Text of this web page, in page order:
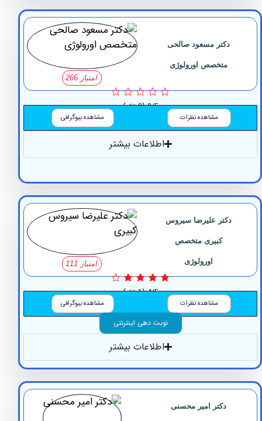
دکتر مسعود صالحی
متخصص اورولوژی
0/5 (0 نظر)
مشاهده نظرات مشاهده بیوگرافی
اطلاعات بیشتر
دکتر علیرضا سیروس
کبیری متخصص
4/5 (1 نظر)
مشاهده نظرات مشاهده بیوگرافی
نوبت دهی اینترنتی
اطلاعات بیشتر
دکتر ‏امیر ‏محسنی